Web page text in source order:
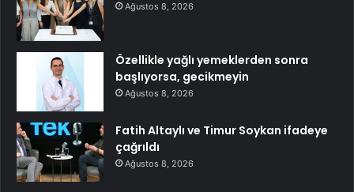
Ağustos 8, 2026
Özellikle yağlı yemeklerden sonra
başlıyorsa, gecikmeyin
Ağustos 8, 2026
Fatih Altaylı ve Timur Soykan ifadeye
çağrıldı
Ağustos 8, 2026